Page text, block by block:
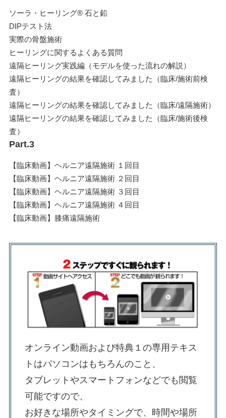
ソーラ・ヒーリング® 石と鉛
DIPテスト法
実際の骨盤施術
ヒーリングに関するよくある質問
遠隔ヒーリング実践編（モデルを使った流れの解説）
遠隔ヒーリングの結果を確認してみました（臨床/施術前検
査）
遠隔ヒーリングの結果を確認してみました（臨床/遠隔施術）
遠隔ヒーリングの結果を確認してみました（臨床/施術後検
査）
Part.3
【臨床動画】ヘルニア遠隔施術 １回目
【臨床動画】ヘルニア遠隔施術 ２回目
【臨床動画】ヘルニア遠隔施術 ３回目
【臨床動画】ヘルニア遠隔施術 ４回目
【臨床動画】膝痛遠隔施術
オンライン動画および特典１の専用テキス
トはパソコンはもちろんのこと、
タブレットやスマートフォンなどでも閲覧
可能ですので、
お好きな場所やタイミングで、時間や場所